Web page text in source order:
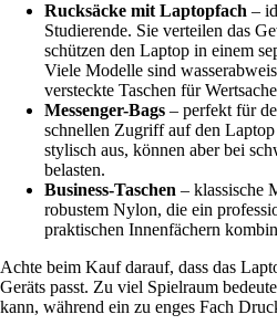
Rucksäcke mit Laptopfach –
Studierende. Sie verteilen das
schützen den Laptop in einem
Viele Modelle sind
versteckte Taschen für
Messenger-Bags – perfekt für
schnellen Zugriff auf den Laptop
stylisch aus, können aber bei
belasten.
Business-Taschen – klassische
robustem Nylon, die ein
praktischen Innenfächern
Achte beim Kauf darauf, dass das
Geräts passt. Zu viel Spielraum
kann, während ein zu enges Fach